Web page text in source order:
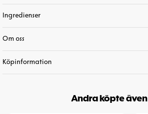
•Enchanted: Varmbrun med skimmer.
Art. nr:16-25
Ingredienser
Om oss
Köpinformation
Andra köpte även